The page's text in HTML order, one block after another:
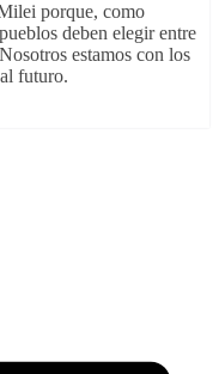
porque, como
deben elegir entre
estamos con los
futuro.